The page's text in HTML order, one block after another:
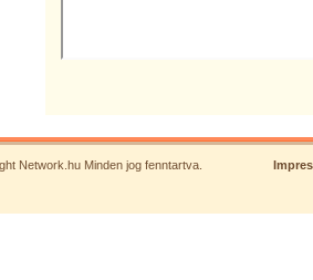
Network.hu Minden jog fenntartva.